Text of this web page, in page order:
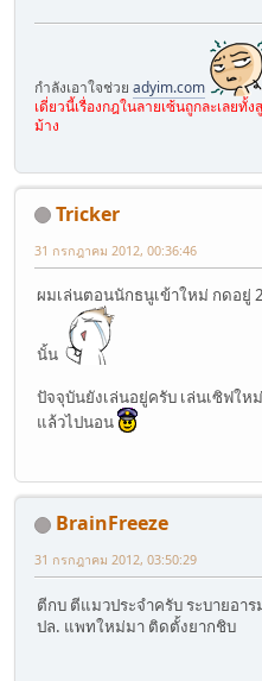
กำลังเอาใจช่วย adyim.com
เดี่ยวนี้เรื่องกฎในลายเซ้นถูกละเลยทั้
ม้าง
Tricker
31 กรกฎาคม 2012, 00:36:46
ผมเล่นตอนนักธนูเข้าใหม่ กดอยู่
นั้น
ปัจจุบันยังเล่นอยู่ครับ เล่นเซิฟใ
แล้วไปนอน
BrainFreeze
31 กรกฎาคม 2012, 03:50:29
ตีกบ ตีแมวประจำครับ ระบายอา
ปล. แพทใหม่มา ติดตั้งยากชิบ